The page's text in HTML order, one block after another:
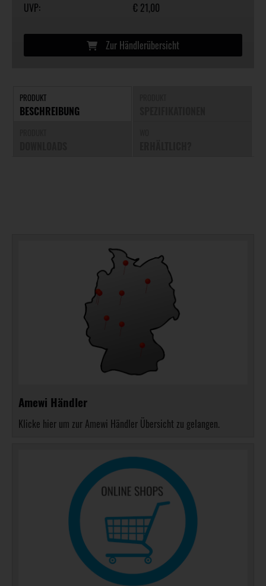
UVP: € 21,00
Zur Händlerübersicht
PRODUKT
BESCHREIBUNG
Amewi Händler
Klicke hier um zur Amewi Händler Übersicht zu gelangen.